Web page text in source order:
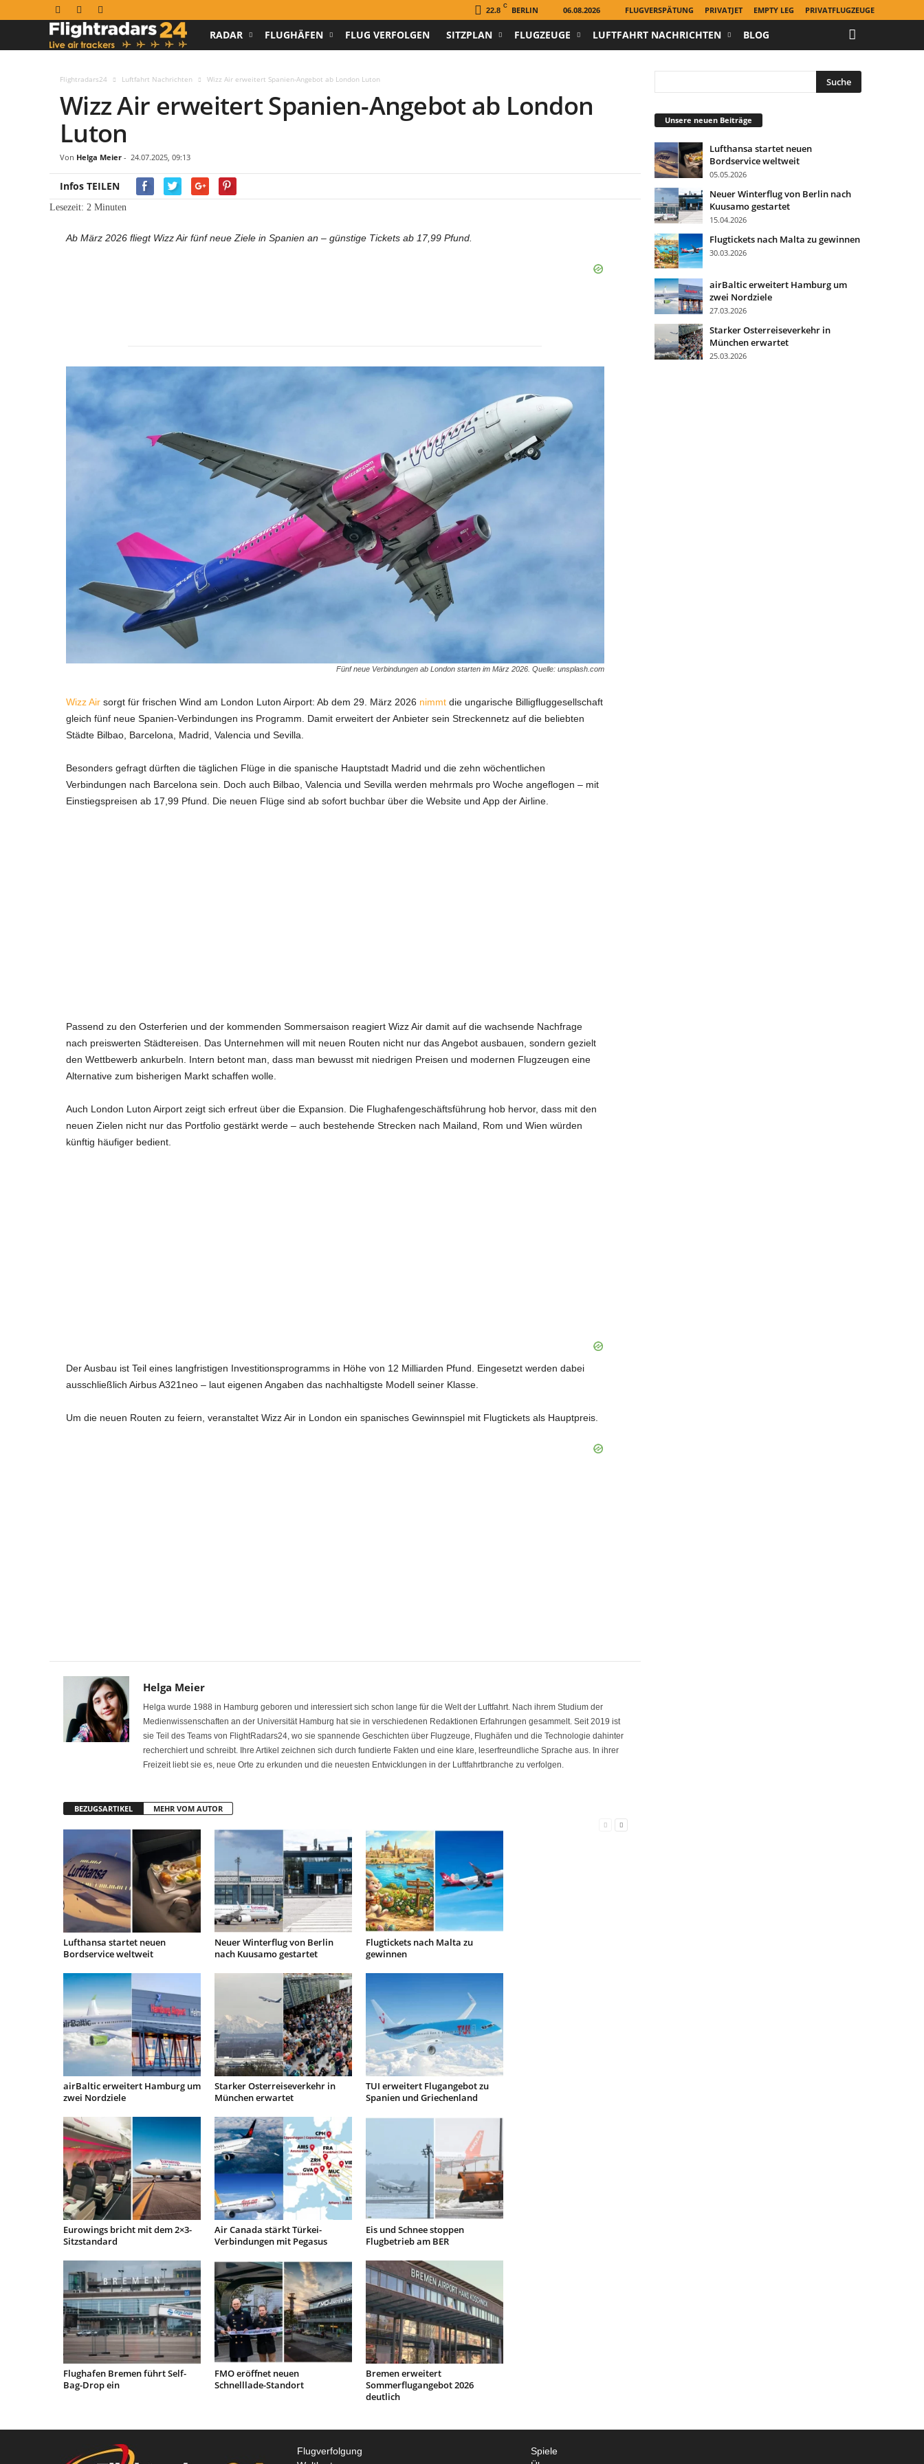
22.8
C BERLIN 06.08.2026 FLUGVERSPÄTUNG PRIVATJET EMPTY LEG PRIVATFLUGZEUGE
t
s
.
RADAR FLUGHÄFEN FLUG VERFOLGEN SITZPLAN FLUGZEUGE LUFTFAHRT NACHRICHTEN BLOG
Flightradars24 Luftfahrt Nachrichten Wizz Air erweitert Spanien-Angebot ab London Luton
Wizz Air erweitert Spanien-Angebot ab London
Luton
Von Helga Meier - 24.07.2025, 09:13
Infos TEILEN
Lesezeit: 2 Minuten
Ab März 2026 fliegt Wizz Air fünf neue Ziele in Spanien an – günstige Tickets ab 17,99 Pfund.
Fünf neue Verbindungen ab London starten im März 2026. Quelle: unsplash.com
Wizz Air sorgt für frischen Wind am London Luton Airport: Ab dem 29. März 2026 nimmt die ungarische Billigfluggesellschaft
gleich fünf neue Spanien-Verbindungen ins Programm. Damit erweitert der Anbieter sein Streckennetz auf die beliebten
Städte Bilbao, Barcelona, Madrid, Valencia und Sevilla.
Besonders gefragt dürften die täglichen Flüge in die spanische Hauptstadt Madrid und die zehn wöchentlichen
Verbindungen nach Barcelona sein. Doch auch Bilbao, Valencia und Sevilla werden mehrmals pro Woche angeflogen – mit
Einstiegspreisen ab 17,99 Pfund. Die neuen Flüge sind ab sofort buchbar über die Website und App der Airline.
Passend zu den Osterferien und der kommenden Sommersaison reagiert Wizz Air damit auf die wachsende Nachfrage
nach preiswerten Städtereisen. Das Unternehmen will mit neuen Routen nicht nur das Angebot ausbauen, sondern gezielt
den Wettbewerb ankurbeln. Intern betont man, dass man bewusst mit niedrigen Preisen und modernen Flugzeugen eine
Alternative zum bisherigen Markt schaffen wolle.
Auch London Luton Airport zeigt sich erfreut über die Expansion. Die Flughafengeschäftsführung hob hervor, dass mit den
neuen Zielen nicht nur das Portfolio gestärkt werde – auch bestehende Strecken nach Mailand, Rom und Wien würden
künftig häufiger bedient.
Der Ausbau ist Teil eines langfristigen Investitionsprogramms in Höhe von 12 Milliarden Pfund. Eingesetzt werden dabei
ausschließlich Airbus A321neo – laut eigenen Angaben das nachhaltigste Modell seiner Klasse.
Um die neuen Routen zu feiern, veranstaltet Wizz Air in London ein spanisches Gewinnspiel mit Flugtickets als Hauptpreis.
Helga Meier
Helga wurde 1988 in Hamburg geboren und interessiert sich schon lange für die Welt der Luftfahrt. Nach ihrem Studium der
Medienwissenschaften an der Universität Hamburg hat sie in verschiedenen Redaktionen Erfahrungen gesammelt. Seit 2019 ist
sie Teil des Teams von FlightRadars24, wo sie spannende Geschichten über Flugzeuge, Flughäfen und die Technologie dahinter
recherchiert und schreibt. Ihre Artikel zeichnen sich durch fundierte Fakten und eine klare, leserfreundliche Sprache aus. In ihrer
Freizeit liebt sie es, neue Orte zu erkunden und die neuesten Entwicklungen in der Luftfahrtbranche zu verfolgen.
BEZUGSARTIKEL MEHR VOM AUTOR
Lufthansa startet neuen
Bordservice weltweit
Neuer Winterflug von Berlin
nach Kuusamo gestartet
Flugtickets nach Malta zu
gewinnen
airBaltic erweitert Hamburg um
zwei Nordziele
Starker Osterreiseverkehr in
München erwartet
TUI erweitert Flugangebot zu
Spanien und Griechenland
Eurowings bricht mit dem 2×3-
Sitzstandard
Air Canada stärkt Türkei-
Verbindungen mit Pegasus
Eis und Schnee stoppen
Flugbetrieb am BER
Flughafen Bremen führt Self-
Bag-Drop ein
FMO eröffnet neuen
Schnelllade-Standort
Bremen erweitert
Sommerflugangebot 2026
deutlich
Unsere neuen Beiträge
Lufthansa startet neuen
Bordservice weltweit
05.05.2026
Neuer Winterflug von Berlin nach
Kuusamo gestartet
15.04.2026
Flugtickets nach Malta zu gewinnen
30.03.2026
airBaltic erweitert Hamburg um
zwei Nordziele
27.03.2026
Starker Osterreiseverkehr in
München erwartet
25.03.2026
Flugverfolgung
Spiele